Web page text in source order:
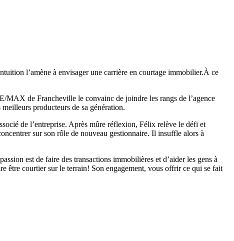
l’amène à envisager une carrière en courtage immobilier.À ce
MAX de Francheville le convainc de joindre les rangs de l’agence
producteurs de sa génération.
de l’entreprise. Après mûre réflexion, Félix relève le défi et
sur son rôle de nouveau gestionnaire. Il insuffle alors à
est de faire des transactions immobilières et d’aider les gens à
être courtier sur le terrain! Son engagement, vous offrir ce qui se fait